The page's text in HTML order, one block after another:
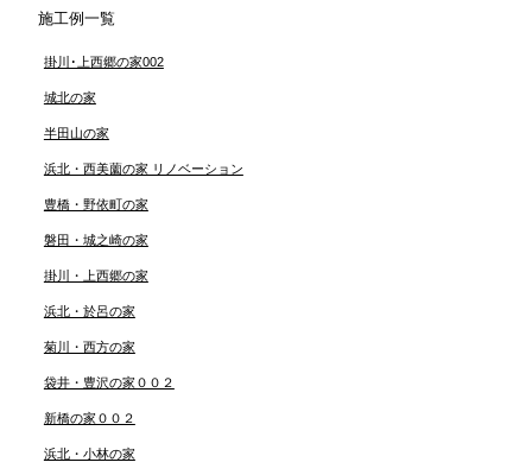
施工例一覧
掛川･上西郷の家002
城北の家
半田山の家
浜北・西美薗の家 リノベーション
豊橋・野依町の家
磐田・城之崎の家
掛川・上西郷の家
浜北・於呂の家
菊川・西方の家
袋井・豊沢の家００２
新橋の家００２
浜北・小林の家